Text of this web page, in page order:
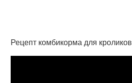
Рецепт комбикорма для кроликов